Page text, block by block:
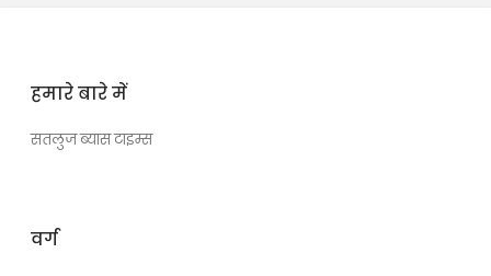
हमारे बारे में
सतलुज ब्यास टाइम्स
वर्ग